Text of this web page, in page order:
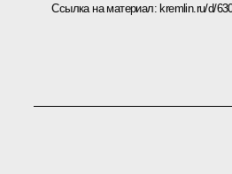
Ссылка на материал:kremlin.ru/d/